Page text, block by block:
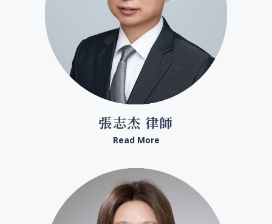
張志杰 律師
Read More